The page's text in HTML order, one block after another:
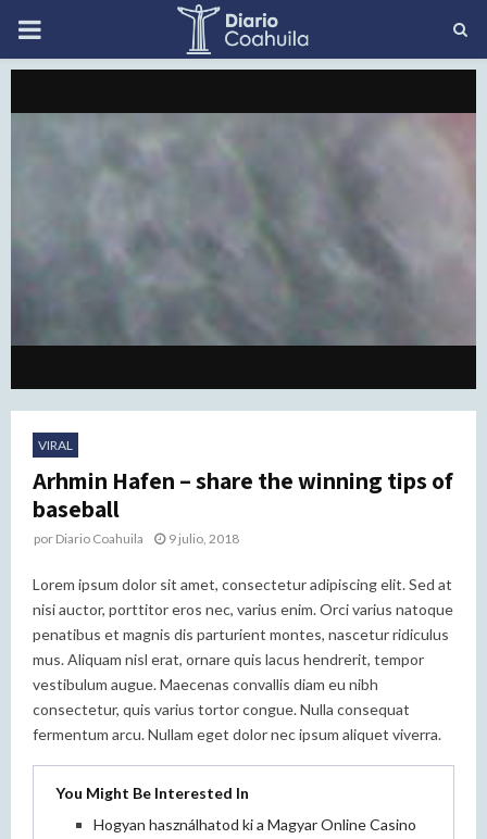
PRIMARY
VIRAL
Arhmin Hafen – share the winning tips of
baseball
por Diario Coahuila 9 julio, 2018
Lorem ipsum dolor sit amet, consectetur adipiscing elit. Sed at
nisi auctor, porttitor eros nec, varius enim. Orci varius natoque
penatibus et magnis dis parturient montes, nascetur ridiculus
mus. Aliquam nisl erat, ornare quis lacus hendrerit, tempor
vestibulum augue. Maecenas convallis diam eu nibh
consectetur, quis varius tortor congue. Nulla consequat
fermentum arcu. Nullam eget dolor nec ipsum aliquet viverra.
You Might Be Interested In
Hogyan használhatod ki a Magyar Online Casino